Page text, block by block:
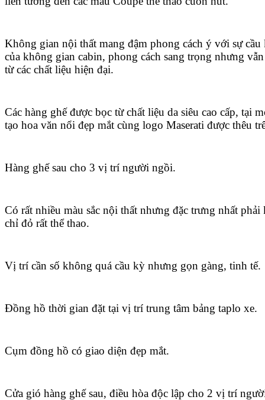
Không gian nội thất mang đậm phong cách ý với sự
của không gian cabin, phong cách sang trọng nhưng
từ các chất liệu hiện đại.
Các hàng ghế được bọc từ chất liệu da siêu cao cấp, tại
tạo hoa văn nổi đẹp mắt cùng logo Maserati được thêu
Hàng ghế sau cho 3 vị trí người ngồi.
Có rất nhiều màu sắc nội thất nhưng đặc trưng nhất phải
chỉ đỏ rất thể thao.
Vị trí cần số không quá cầu kỳ nhưng gọn gàng, tinh tế.
Đồng hồ thời gian đặt tại vị trí trung tâm bảng taplo xe.
Cụm đồng hồ có giao diện đẹp mắt.
Cửa gió hàng ghế sau, điều hòa độc lập cho 2 vị trí